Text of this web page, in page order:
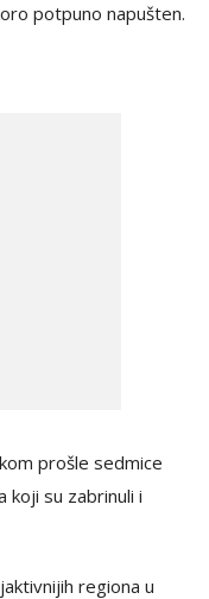
potpuno napušten.
prošle sedmice
su zabrinuli i
regiona u